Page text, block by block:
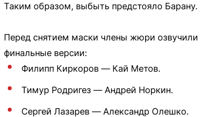
Таким образом, выбыть предстояло Барану.
Перед снятием маски члены жюри озвучили
финальные версии:
Филипп Киркоров — Кай Метов.
Тимур Родригез — Андрей Норкин.
Сергей Лазарев — Александр Олешко.